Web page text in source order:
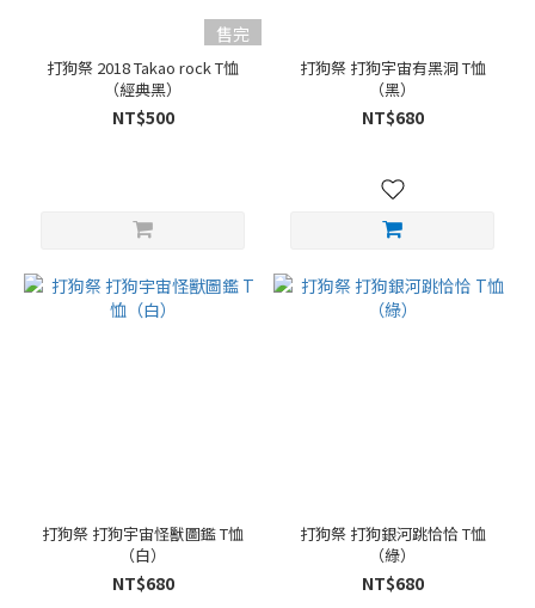
售完
打狗祭 2018 Takao rock T恤
（經典黑）
NT$500
打狗祭 打狗宇宙有黑洞 T恤
（黑）
NT$680
打狗祭 打狗宇宙怪獸圖鑑 T恤
（白）
NT$680
打狗祭 打狗銀河跳恰恰 T恤
（綠）
NT$680